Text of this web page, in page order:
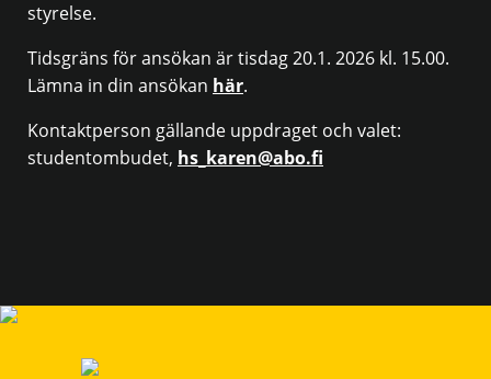
styrelse.
Tidsgräns för ansökan är tisdag 20.1. 2026 kl. 15.00.
Lämna in din ansökan här.
Kontaktperson gällande uppdraget och valet:
studentombudet, hs_karen@abo.fi